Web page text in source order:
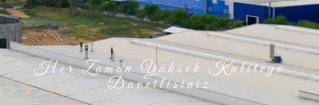
Her Zaman Yüksek Kaliteye
Davetlisiniz